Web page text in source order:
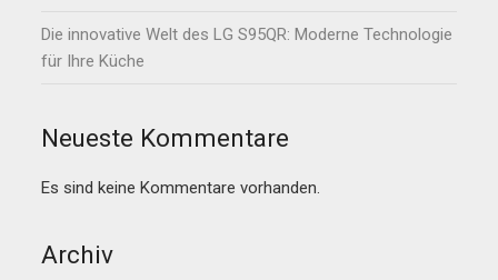
Die innovative Welt des LG S95QR: Moderne Technologie
für Ihre Küche
Neueste Kommentare
Es sind keine Kommentare vorhanden.
Archiv